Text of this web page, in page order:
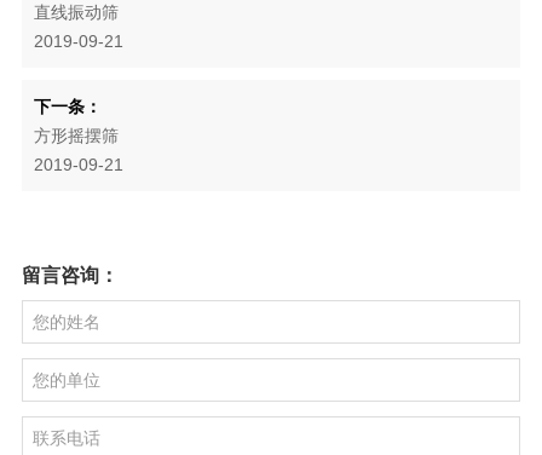
直线振动筛
2019-09-21
下一条：
方形摇摆筛
2019-09-21
留言咨询：